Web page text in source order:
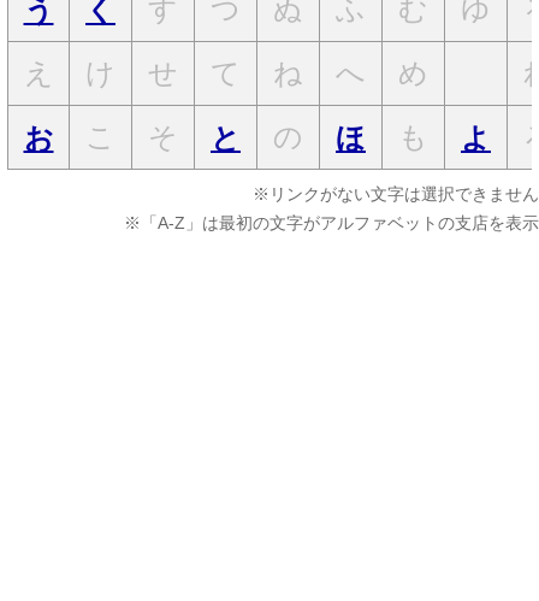
う
く す つ ぬ ふ む ゆ
え
け せ て ね へ め
お
こ そ と の ほ も よ
※リンクがない文字は選択できません
※「A-Z」は最初の文字がアルファベットの支店を表示